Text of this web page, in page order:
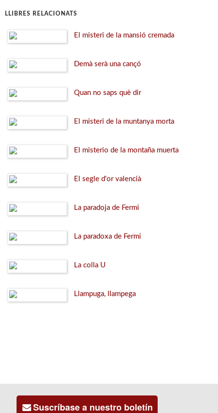
LLIBRES RELACIONATS
El misteri de la mansió cremada
Demà serà una cançó
Quan no saps què dir
El misteri de la muntanya morta
El misterio de la montaña muerta
El segle d'or valencià
La paradoja de Fermi
La paradoxa de Fermi
La colla U
Llampuga, llampega
Suscríbase a nuestro boletín